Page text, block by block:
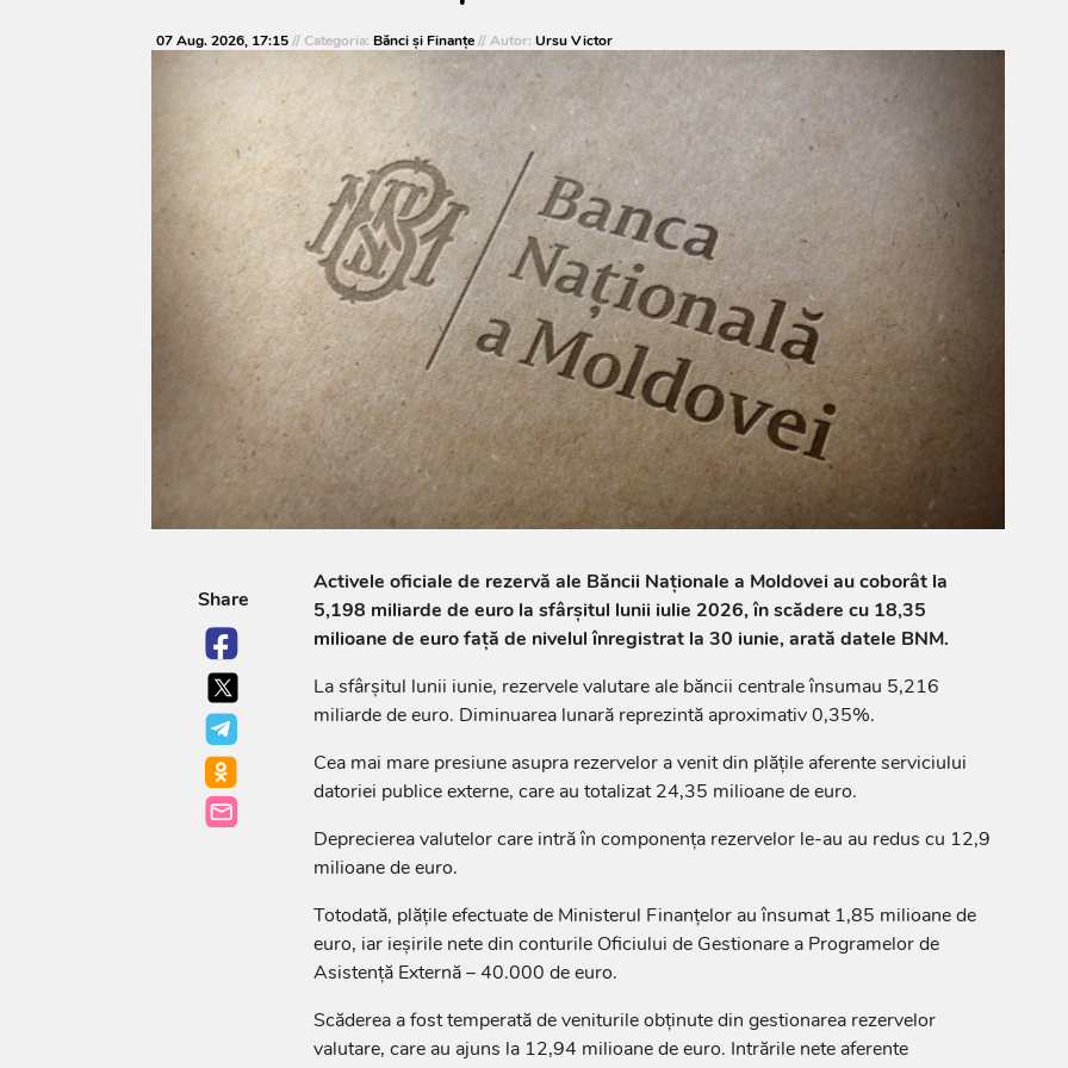
07 Aug. 2026, 17:15// Categoria: Bănci şi Finanţe// Autor: Ursu Victor
Share
Activele oficiale de rezervă ale Băncii Naționale a Moldovei au coborât la
5,198 miliarde de euro la sfârșitul lunii iulie 2026, în scădere cu 18,35
milioane de euro față de nivelul înregistrat la 30 iunie, arată datele BNM.
La sfârșitul lunii iunie, rezervele valutare ale băncii centrale însumau 5,216
miliarde de euro. Diminuarea lunară reprezintă aproximativ 0,35%.
Cea mai mare presiune asupra rezervelor a venit din plățile aferente serviciului
datoriei publice externe, care au totalizat 24,35 milioane de euro.
Deprecierea valutelor care intră în componența rezervelor le-au au redus cu 12,9
milioane de euro.
Totodată, plățile efectuate de Ministerul Finanțelor au însumat 1,85 milioane de
euro, iar ieșirile nete din conturile Oficiului de Gestionare a Programelor de
Asistență Externă – 40.000 de euro.
Scăderea a fost temperată de veniturile obținute din gestionarea rezervelor
valutare, care au ajuns la 12,94 milioane de euro. Intrările nete aferente